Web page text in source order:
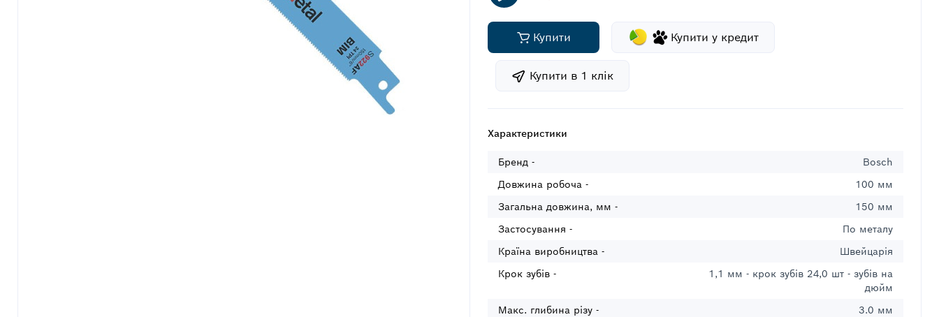
Купити Купити у кредит
Купити в 1 клiк
Характеристики
Бренд -
Bosch
Довжина робоча -
100 мм
Загальна довжина, мм -
150 мм
Застосування -
По металу
Країна виробництва -
Швейцарія
Крок зубів -
1,1 мм - крок зубів 24,0 шт - зубів на
дюйм
Макс. глибина різу -
3.0 мм